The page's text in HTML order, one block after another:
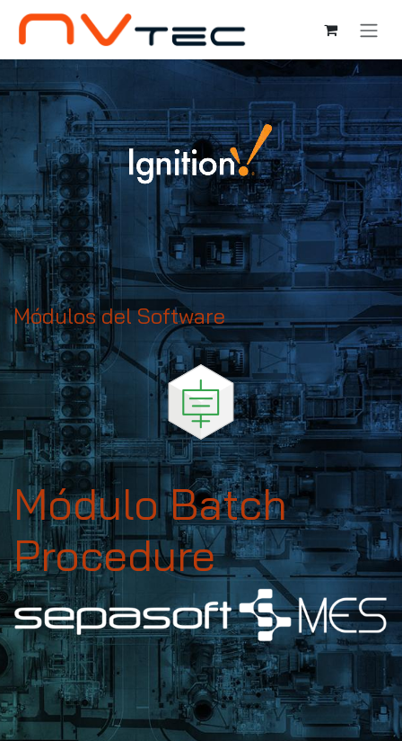
Ir al contenido
Módulos del Software
Módulo Batch
Procedure